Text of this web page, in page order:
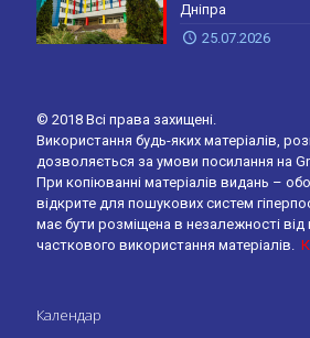
Дніпра
25.07.2026
© 2018 Всі права захищені.
Використання будь-яких матеріалів,
дозволяється за умови посилання на
При копіюванні матеріалів видань –
відкрите для пошукових систем
має бути розміщена в незалежності від
часткового використання матеріалів.
Календар